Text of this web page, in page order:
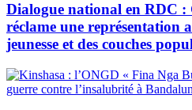
Dialogue national en RDC :
réclame une représentation
jeunesse et des couches